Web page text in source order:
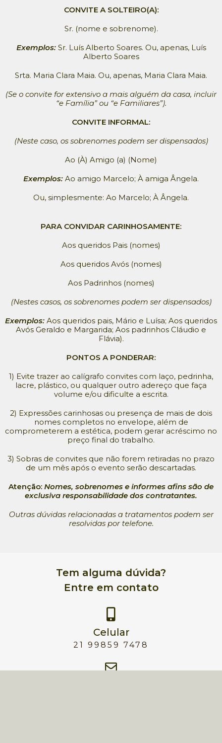
CONVITE A SOLTEIRO(A):
Sr. (nome e sobrenome).
Exemplos: Sr. Luís Alberto Soares. Ou, apenas, Luís
Alberto Soares
Srta. Maria Clara Maia. Ou, apenas, Maria Clara Maia.
(Se o convite for extensivo a mais alguém da casa, incluir
“e Família” ou “e Familiares”).
CONVITE INFORMAL:
(Neste caso, os sobrenomes podem ser dispensados)
Ao (À) Amigo (a) (Nome)
Exemplos: Ao amigo Marcelo; À amiga Ângela.
Ou, simplesmente: Ao Marcelo; À Ângela.
PARA CONVIDAR CARINHOSAMENTE:
Aos queridos Pais (nomes)
Aos queridos Avós (nomes)
Aos Padrinhos (nomes)
(Nestes casos, os sobrenomes podem ser dispensados)
Exemplos: Aos queridos pais, Mário e Luísa; Aos queridos
Avós Geraldo e Margarida; Aos padrinhos Cláudio e
Flávia).
PONTOS A PONDERAR:
1) Evite trazer ao calígrafo convites com laço, pedrinha,
lacre, plástico, ou qualquer outro adereço que faça
volume e/ou dificulte a escrita.
2) Expressões carinhosas ou presença de mais de dois
nomes completos no envelope, além de
comprometerem a estética, podem gerar acréscimo no
preço final do trabalho.
3) Sobras de convites que não forem retiradas no prazo
de um mês após o evento serão descartadas.
Atenção: Nomes, sobrenomes e informes afins são de
exclusiva responsabilidade dos contratantes.
Outras dúvidas relacionadas a tratamentos podem ser
resolvidas por telefone.
Tem alguma dúvida?
Entre em contato
Celular
21 99859 7478